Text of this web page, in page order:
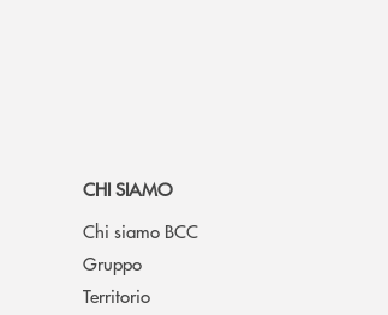
CHI SIAMO
Chi siamo BCC
Gruppo
Territorio